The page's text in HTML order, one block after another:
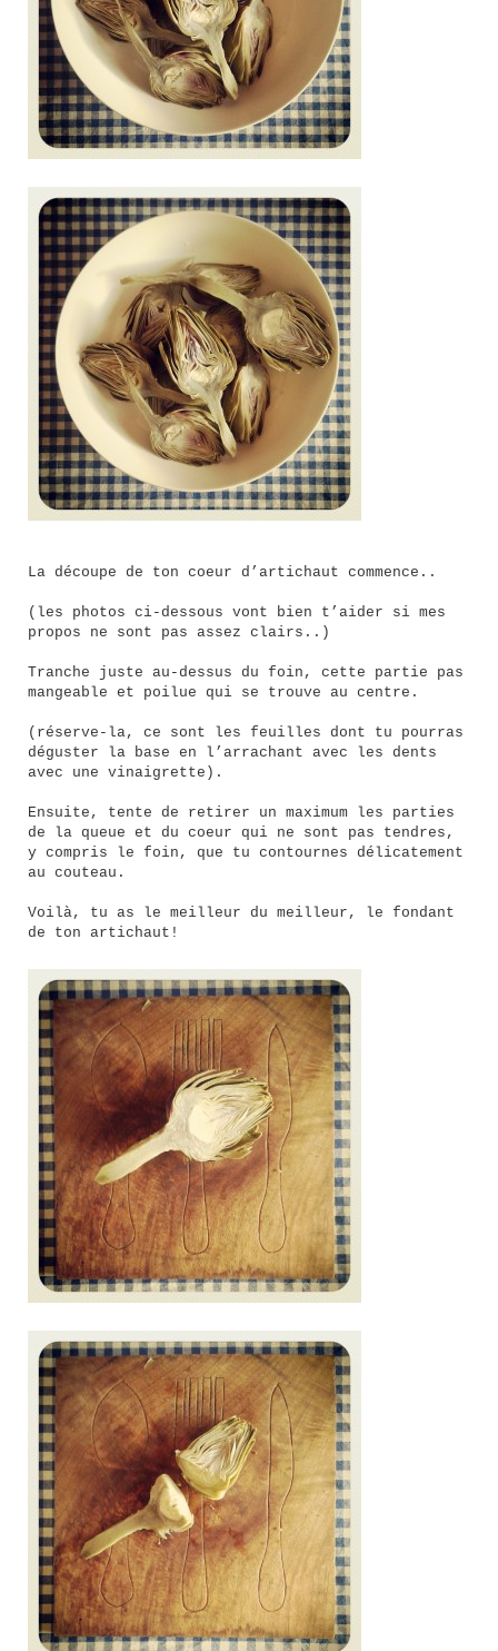
La découpe de ton coeur d’artichaut commence..
(les photos ci-dessous vont bien t’aider si mes
propos ne sont pas assez clairs..)
Tranche juste au-dessus du foin, cette partie pas
mangeable et poilue qui se trouve au centre.
(réserve-la, ce sont les feuilles dont tu pourras
déguster la base en l’arrachant avec les dents
avec une vinaigrette).
Ensuite, tente de retirer un maximum les parties
de la queue et du coeur qui ne sont pas tendres,
y compris le foin, que tu contournes délicatement
au couteau.
Voilà, tu as le meilleur du meilleur, le fondant
de ton artichaut!